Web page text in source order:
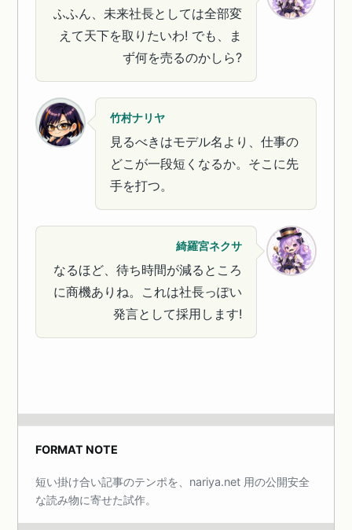
ふふん、未来社長としては全部変
えて天下を取りたいわ! でも、ま
ず何を売るのかしら?
竹村ナリヤ
見るべきはモデル名より、仕事の
どこが一段短くなるか。そこに先
手を打つ。
綺羅宮ネクサ
なるほど、待ち時間が減るところ
に商機ありね。これは社長っぽい
発言として採用します!
FORMAT NOTE
短い掛け合い記事のテンポを、nariya.net 用の公開安全
な読み物に寄せた試作。